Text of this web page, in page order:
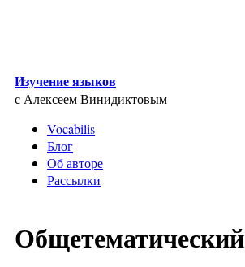
Изучение языков
с Алексеем Винидиктовым
Vocabilis
Блог
Об авторе
Рассылки
Общетематический